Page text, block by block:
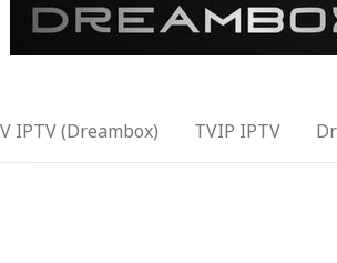
IPTV (Dreambox) TVIP IPTV